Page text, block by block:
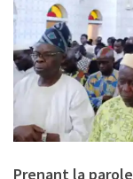
Prenant la